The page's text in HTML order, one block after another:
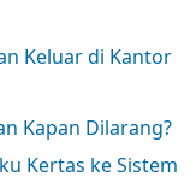
Keluar di Kantor
Kapan Dilarang?
Kertas ke Sistem